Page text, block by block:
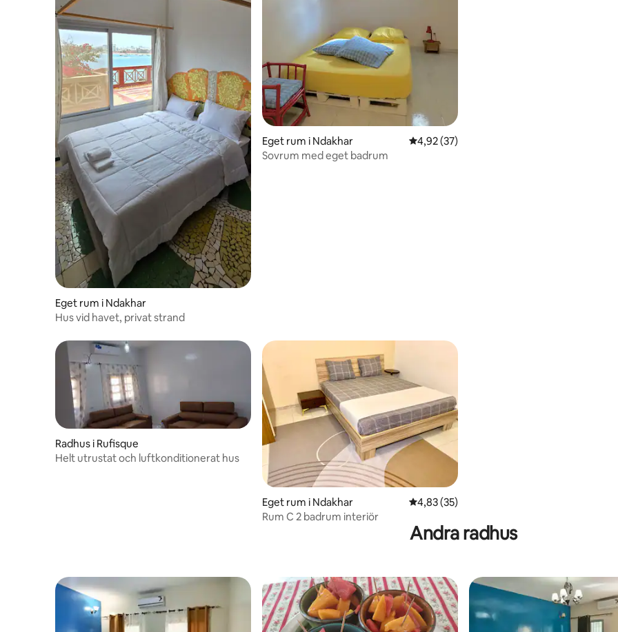
Eget rum i Ndakhar
Hus vid havet, privat strand
Eget rum i Ndakhar 4,92 av 5 i genomsnittligt betyg, 37
4,92 (37)
Sovrum med eget badrum
Radhus i Rufisque
Helt utrustat och luftkonditionerat hus
Eget rum i Ndakhar 4,83 av 5 i genomsnittligt betyg, 35
4,83 (35)
Rum C 2 badrum interiör
Andra radhus